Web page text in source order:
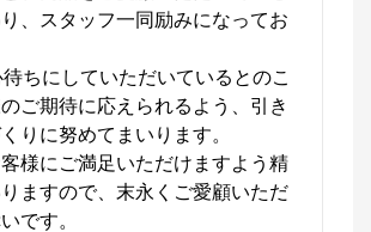
、スタッフ一同励みになってお
ちにしていただいているとのこ
ご期待に応えられるよう、引き
りに努めてまいります。
様にご満足いただけますよう精
ますので、末永くご愛顧いただ
です。